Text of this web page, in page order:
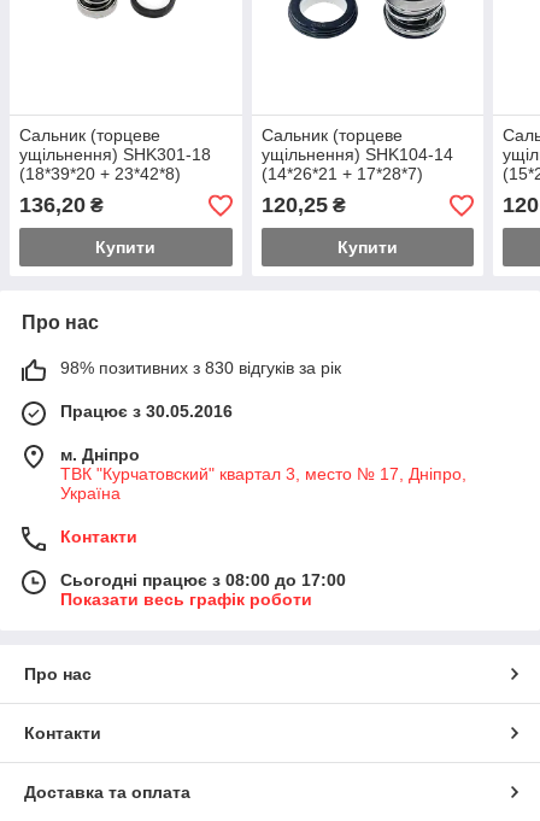
Сальник (торцеве
ущільнення) SHK301-18
(18*39*20 + 23*42*8)
136,20 ₴
Купити
Сальник (торцеве
ущільнення) SHK104-14
(14*26*21 + 17*28*7)
120,25₴
Купити
Про нас
98% позитивних з 830 відгуків за рік
Працює з 30.05.2016
м. Дніпро
ТВК "Курчатовский" квартал 3, место № 17, Дніпро,
Україна
Контакти
Сьогодні працює з 08:00 до 17:00
Показати весь графік роботи
Про нас
Контакти
Доставка та оплата